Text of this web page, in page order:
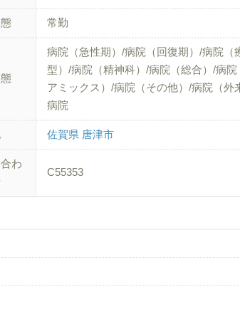
常勤
病院（急性期）/病院（回復期）/病院（
型）/病院（精神科）/病院（総合）/病院
アミックス）/病院（その他）/病院（外
病院
佐賀県 唐津市
わ
C55353